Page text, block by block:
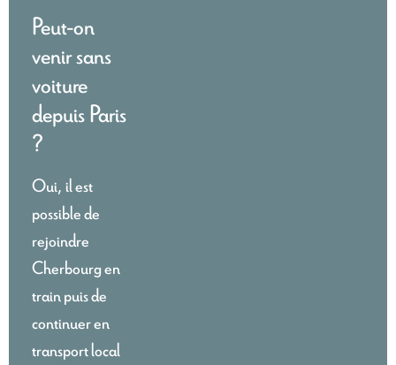
Peut-on
venir sans
voiture
depuis Paris
?
Oui, il est
possible de
rejoindre
Cherbourg en
train puis de
continuer en
transport local